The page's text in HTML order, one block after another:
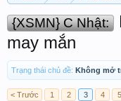
{XSMN} C Nhật:
may mắn
Trạng thái chủ đề: Không mở
< Trước 1 2 3 4 5